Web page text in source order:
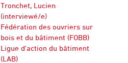
Tronchet, Lucien
(interviewé/e)
Fédération des ouvriers sur
bois et du bâtiment (FOBB)
Ligue d'action du bâtiment
(LAB)